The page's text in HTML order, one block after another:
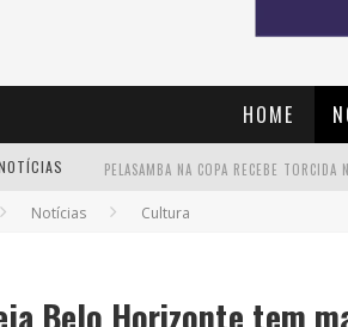
HOME
Notícias Cultura
Belo Horizonte tem